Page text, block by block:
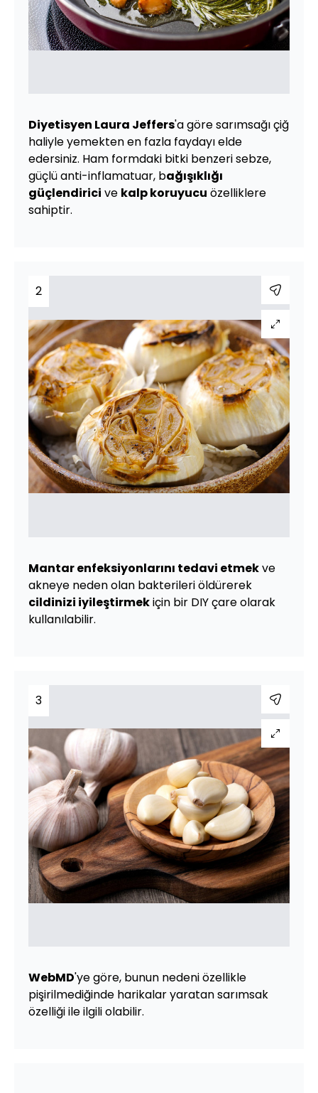
Diyetisyen Laura Jeffers'a göre sarımsağı çiğ
haliyle yemekten en fazla faydayı elde
edersiniz. Ham formdaki bitki benzeri sebze,
güçlü anti-inflamatuar, bağışıklığı
güçlendirici ve kalp koruyucu özelliklere
sahiptir.
2
Mantar enfeksiyonlarını tedavi etmekve
akneye neden olan bakterileri öldürerek
cildinizi iyileştirmekiçin bir DIY çare olarak
kullanılabilir.
3
WebMD'ye göre, bunun nedeni özellikle
pişirilmediğinde harikalar yaratan sarımsak
özelliği ile ilgili olabilir.